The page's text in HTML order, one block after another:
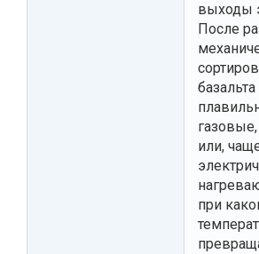
выходы
После
или,
при